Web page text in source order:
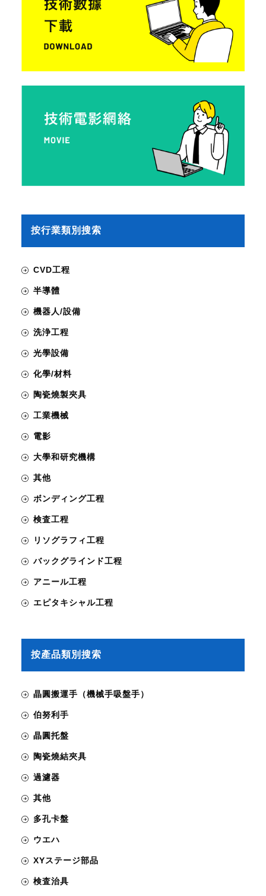
按行業類別搜索
CVD工程
半導體
機器人/設備
洗浄工程
光學設備
化學/材料
陶瓷燒製夾具
工業機械
電影
大學和研究機構
其他
ボンディング工程
検査工程
リソグラフィ工程
バックグラインド工程
アニール工程
エピタキシャル工程
按產品類別搜索
晶圓搬運手（機械手吸盤手）
伯努利手
晶圓托盤
陶瓷燒結夾具
過濾器
其他
多孔卡盤
ウエハ
XYステージ部品
検査治具